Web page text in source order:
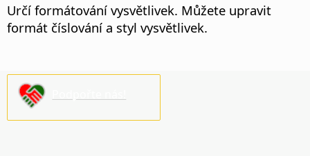
Určí formátování vysvětlivek. Můžete upravit
formát číslování a styl vysvětlivek.